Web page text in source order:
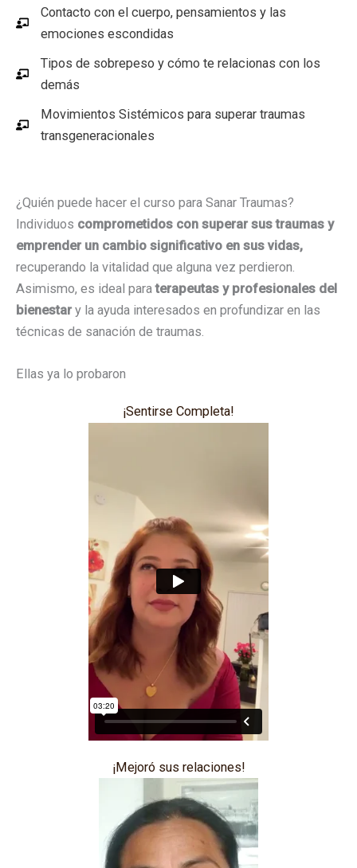
Contacto con el cuerpo, pensamientos y las
emociones escondidas
Tipos de sobrepeso y cómo te relacionas con los
demás
Movimientos Sistémicos para superar traumas
transgeneracionales
¿Quién puede hacer el curso para Sanar Traumas?
Individuos comprometidos con superar sus traumas y
emprender un cambio significativo en sus vidas,
recuperando la vitalidad que alguna vez perdieron.
Asimismo, es ideal paraterapeutas y profesionales del
bienestar y la ayuda interesados en profundizar en las
técnicas de sanación de traumas.
Ellas ya lo probaron
¡Sentirse Completa!
¡Mejoró sus relaciones!